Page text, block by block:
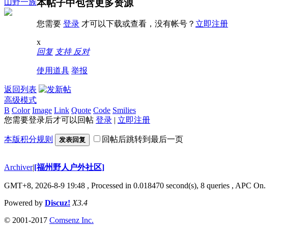
本帖子中包含更多资源
您需要 登录 才可以下载或查看，没有帐号？ 立即注册
x
回复 支持 反对
使用道具 举报
返回列表
高级模式
B Color Image Link Quote Code Smilies
您需要登录后才可以回帖 登录 | 立即注册
本版积分规则 发表回复 回帖后跳转到最后一页
Archiver|[福州野人户外社区]
GMT+8, 2026-8-9 19:48 , Processed in 0.018470 second(s), 8 queries , APC On.
Powered by Discuz! X3.4
© 2001-2017 Comsenz Inc.